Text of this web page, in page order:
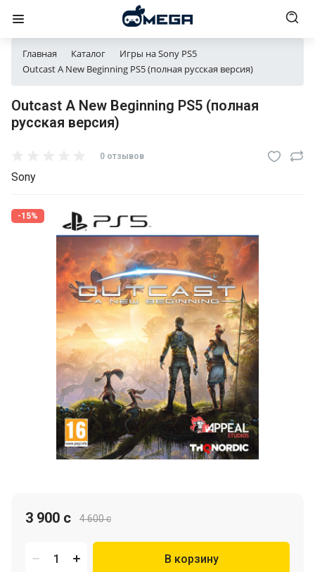
Главная Каталог
Игры на Sony PS5
Outcast A New Beginning PS5 (полная русская версия)
Outcast A New Beginning PS5 (полная
русская версия)
0 отзывов
Sony
-15%
4 600 c
3 900 c
В корзину